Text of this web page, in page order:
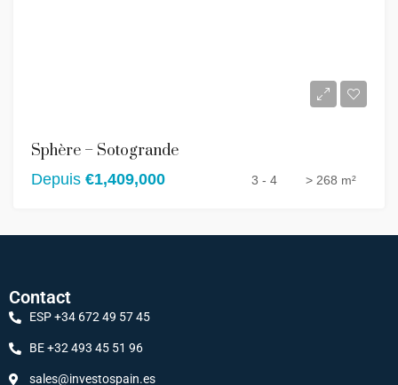
Sphère – Sotogrande
Depuis €1,409,000 3 - 4 > 268 m²
Contact
ESP +34 672 49 57 45
BE +32 493 45 51 96
sales@investospain.es